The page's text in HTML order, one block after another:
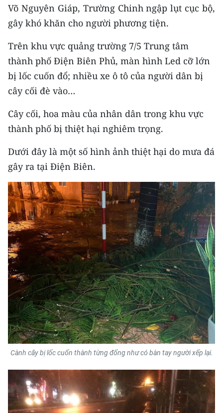
Media Thế giới
Media Giáo dục
Media Y tế
Media Môi trường
Ảnh
Infographic
TIN MỚI
TIN ĐỊA PHƯƠNG
Trung du và miền núi phía Bắc
Đồng bằng sông Hồng
Bắc Trung Bộ
Duyên hải Nam Trung Bộ và Tây
Nguyên
Đông Nam Bộ
Đồng bằng sông Cửu Long
Chuyên trang Hà Nội
Võ Nguyên Giáp, Trường Chinh ngập lụt cục bộ,
gây khó khăn cho người phương tiện.
Trên khu vực quảng trường 7/5 Trung tâm
thành phố Điện Biên Phủ, màn hình Led cỡ lớn
bị lốc cuốn đổ; nhiều xe ô tô của người dân bị
cây cối đè vào…
Cây cối, hoa màu của nhân dân trong khu vực
thành phố bị thiệt hại nghiêm trọng.
Dưới đây là một số hình ảnh thiệt hại do mưa đá
gây ra tại Điện Biên.
Cành cây bị lốc cuốn thành từng đống như có bàn tay người xếp lại.